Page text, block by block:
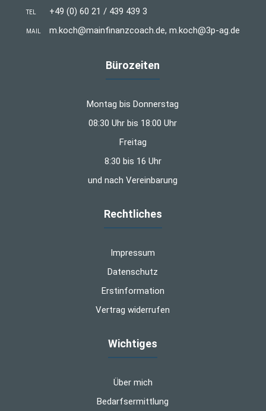
TEL +49 (0) 60 21 / 439 439 3
MAIL m.koch@mainfinanzcoach.de, m.koch@3p-ag.de
Bürozeiten
Montag bis Donnerstag
08:30 Uhr bis 18:00 Uhr
Freitag
8:30 bis 16 Uhr
und nach Vereinbarung
Rechtliches
Impressum
Datenschutz
Erstinformation
Vertrag widerrufen
Wichtiges
Über mich
Bedarfsermittlung